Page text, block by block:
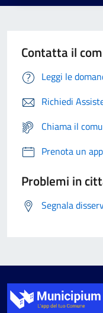
Contatta il
Leggi le
Richiedi
Chiama il
Prenota un
Problemi in
Segnala